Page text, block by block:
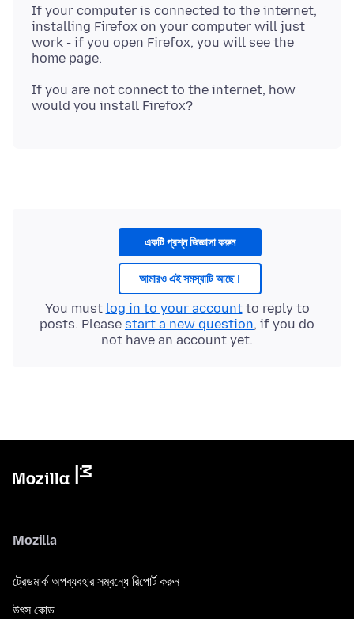
If your computer is connected to the internet,
installing Firefox on your computer will just
work - if you open Firefox, you will see the
If you are not connect to the internet, how
একটি প্রশ্ন জিজ্ঞাসা করুন
আমারও এই সমস্যাটি আছে।
You must log in to your accountto reply to
posts. Please start a new question, if you do
not have an account yet.
Mozilla
ট্রেডমার্ক অপব্যবহার সম্বন্ধে রিপোর্ট করুন
উৎস কোড